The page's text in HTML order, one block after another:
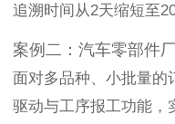
追溯时间从2天缩短至
案例二：汽车零部件
面对多品种、小批量的
驱动与工序报工功能，